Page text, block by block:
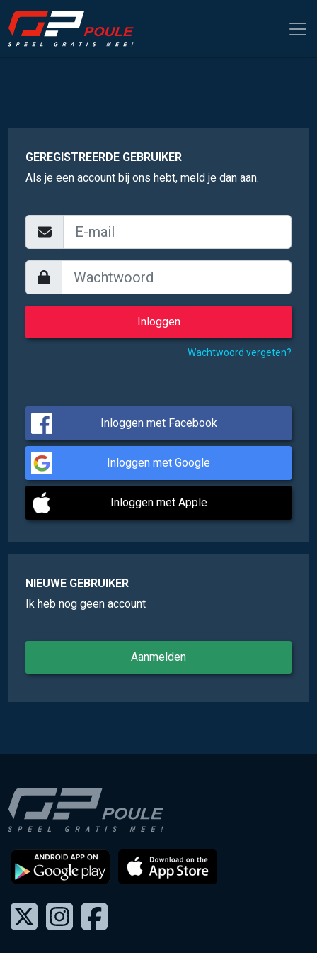
GEREGISTREERDE GEBRUIKER
Als je een account bij ons hebt, meld je dan aan.
Wachtwoord vergeten?
Inloggen met Facebook
Inloggen met Google
Inloggen met Apple
NIEUWE GEBRUIKER
Ik heb nog geen account
Aanmelden